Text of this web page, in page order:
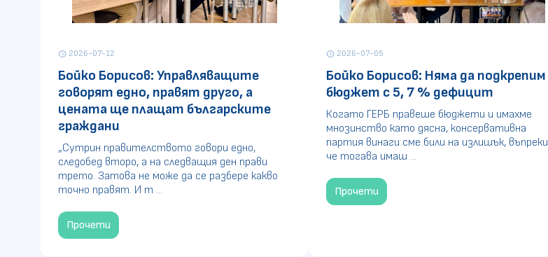
schedule2026-07-12
Бойко Борисов: Управляващите
говорят едно, правят друго, а
цената ще плащат българските
граждани
„Сутрин правителството говори едно,
следобед второ, а на следващия ден прави
трето. Затова не може да се разбере какво
точно правят. И т ...
Прочети
schedule2026-07-05
Бойко Борисов: Няма да подкрепим
бюджет с 5, 7 % дефицит
Когато ГЕРБ правеше бюджети и имахме
мнозинство като дясна, консервативна
партия винаги сме били на излишък, въпреки
че тогава имаш ...
Прочети